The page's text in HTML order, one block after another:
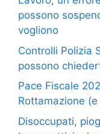
possono
vogliono
Controlli Polizia
possono
Pace Fiscale
Rottamazione
Disoccupati,